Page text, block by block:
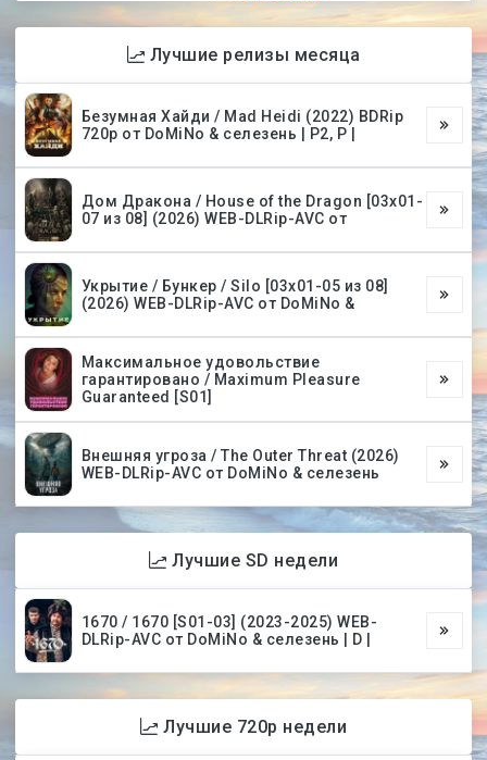
Лучшие релизы месяца
Безумная Хайди / Mad Heidi (2022) BDRip
720p от DoMiNo & селезень | P2, P |
Дом Дракона / House of the Dragon [03х01-
07 из 08] (2026) WEB-DLRip-AVC от
Укрытие / Бункер / Silo [03х01-05 из 08]
(2026) WEB-DLRip-AVC от DoMiNo &
Максимальное удовольствие
гарантировано / Maximum Pleasure
Guaranteed [S01]
Внешняя угроза / The Outer Threat (2026)
WEB-DLRip-AVC от DoMiNo & селезень
Лучшие SD недели
1670 / 1670 [S01-03] (2023-2025) WEB-
DLRip-AVC от DoMiNo & селезень | D |
Лучшие 720p недели